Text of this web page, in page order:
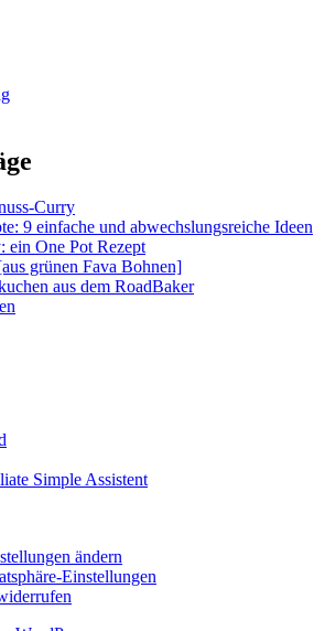
Curry
9 einfache und abwechslungsreiche Ideen
ein One Pot Rezept
grünen Fava Bohnen]
aus dem RoadBaker
Simple Assistent
ändern
Einstellungen